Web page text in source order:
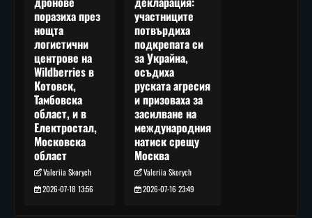
поразиха през
нощта
логистични
центрове на
Wildberries в
Котовск,
Тамбовска
област, и в
Електростал,
Московска
област
Valeriia Skorych
2026-07-18 13:56
участниците
потвърдиха
подкрепата си
за Украйна,
осъдиха
руската агресия
и призоваха за
засилване на
международния
натиск срещу
Москва
Valeriia Skorych
2026-07-16 23:49